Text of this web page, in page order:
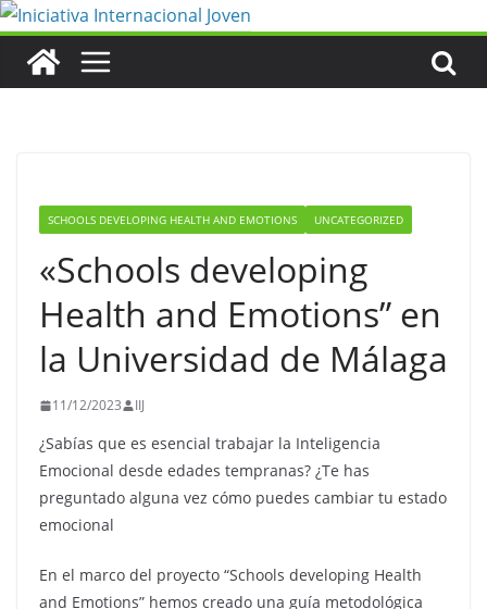
Saltar
contenido
SCHOOLS DEVELOPING HEALTH AND EMOTIONS UNCATEGORIZED
«Schools developing
Health and Emotions” en
la Universidad de Málaga
11/12/2023 IIJ
¿Sabías que es esencial trabajar la Inteligencia
Emocional desde edades tempranas? ¿Te has
preguntado alguna vez cómo puedes cambiar tu estado
emocional
En el marco del proyecto “Schools developing Health
and Emotions” hemos creado una guía metodológica